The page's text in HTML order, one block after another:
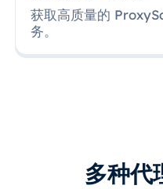
获取高质量的
务。
多种代